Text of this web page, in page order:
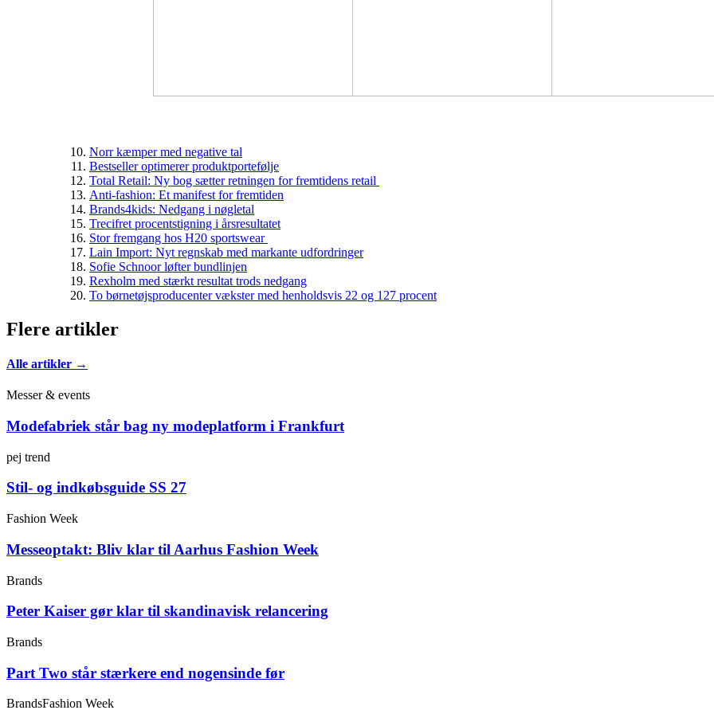
Norr kæmper med negative tal
Bestseller optimerer produktportefølje
Total Retail: Ny bog sætter retningen for fremtidens retail
Anti-fashion: Et manifest for fremtiden
Brands4kids: Nedgang i nøgletal
Trecifret procentstigning i årsresultatet
Stor fremgang hos H20 sportswear
Lain Import: Nyt regnskab med markante udfordringer
Sofie Schnoor løfter bundlinjen
Rexholm med stærkt resultat trods nedgang
To børnetøjsproducenter vækster med henholdsvis 22 og 127 procent
Flere artikler
Alle artikler →
Messer & events
Modefabriek står bag ny modeplatform i Frankfurt
pej trend
Stil- og indkøbsguide SS 27
Fashion Week
Messeoptakt: Bliv klar til Aarhus Fashion Week
Brands
Peter Kaiser gør klar til skandinavisk relancering
Brands
Part Two står stærkere end nogensinde før
BrandsFashion Week